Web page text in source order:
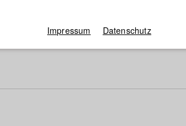
Impressum Datenschutz